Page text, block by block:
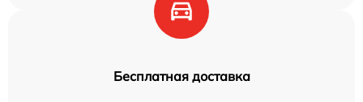
Бесплатная доставка